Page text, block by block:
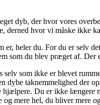
dyb, der hvor vores
derned hvor vi måske
er, heler du. For du er selv
som du blev præget af.
selv som ikke er blevet
dybe taknemmelighed der
Du er ikke
mere hel, du bliver mere